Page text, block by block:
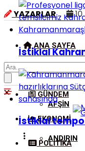
YAZARLAR
10
ANA SAYFA
AFŞIN
ANDIRIN
GÜNDEM
EKONOMI
POLITIKA
İstiklal
İstiklal